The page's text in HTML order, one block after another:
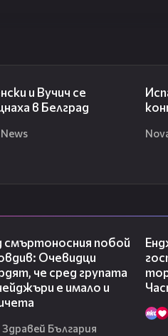
и Вучич се
в Белград
смъртоносния побой
Очевидци
че сред групата
е имало и
Здравей България